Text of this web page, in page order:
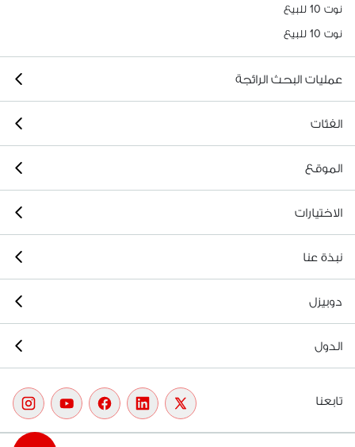
نوت 10 للبيع
نوت 10 للبيع
عمليات البحث الرائجة
الفئات
الموقع
الاختيارات
نبذة عنا
دوبيزل
الدول
تابعنا